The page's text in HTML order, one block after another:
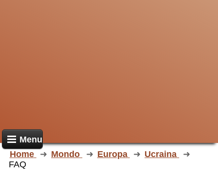
Menu
Home
Mondo Europa
Ucraina
FAQ